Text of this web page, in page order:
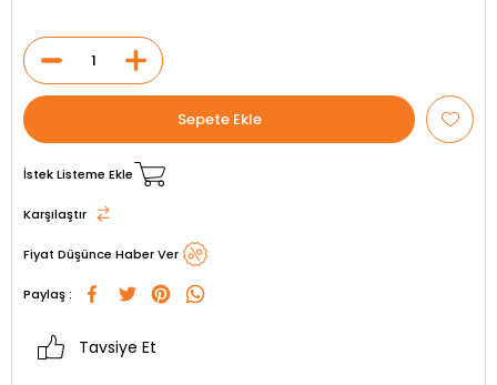
İstek Listeme Ekle
Karşılaştır
Fiyat Düşünce Haber Ver
Paylaş :
Tavsiye Et